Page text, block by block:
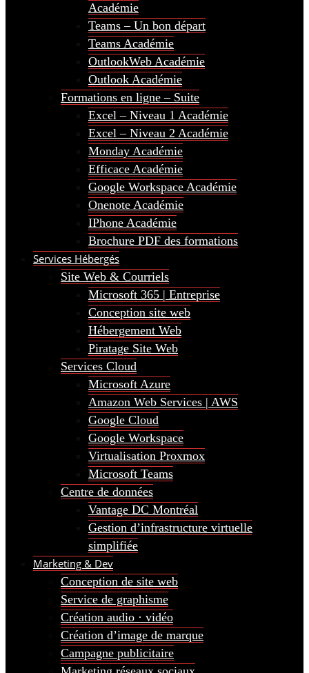
Académie
Teams – Un bon départ
Teams Académie
OutlookWeb Académie
Outlook Académie
Formations en ligne – Suite
Excel – Niveau 1 Académie
Excel – Niveau 2 Académie
Monday Académie
Efficace Académie
Google Workspace Académie
Onenote Académie
IPhone Académie
Brochure PDF des formations
Services Hébergés
Site Web & Courriels
Microsoft 365 | Entreprise
Conception site web
Hébergement Web
Piratage Site Web
Services Cloud
Microsoft Azure
Amazon Web Services | AWS
Google Cloud
Google Workspace
Virtualisation Proxmox
Microsoft Teams
Centre de données
Vantage DC Montréal
Gestion d’infrastructure virtuelle
simplifiée
Marketing & Dev
Conception de site web
Service de graphisme
Création audio · vidéo
Création d’image de marque
Campagne publicitaire